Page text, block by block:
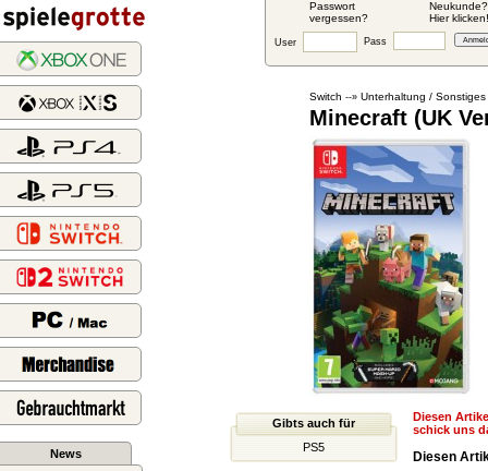
Passwort
vergessen?
Neukunde?
Hier klicken!
User Pass
News
Switch --» Unterhaltung / Sonstiges
Minecraft (UK
Gibts auch für
PS5
Diesen
schick uns
Diesen